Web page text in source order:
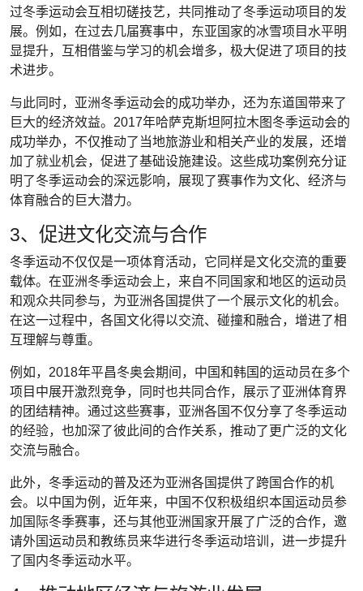
过冬季运动会互相切磋技艺，共同推动了冬季运动项目的发
展。例如，在过去几届赛事中，东亚国家的冰雪项目水平明
显提升，互相借鉴与学习的机会增多，极大促进了项目的技
术进步。
与此同时，亚洲冬季运动会的成功举办，还为东道国带来了
巨大的经济效益。2017年哈萨克斯坦阿拉木图冬季运动会的
成功举办，不仅推动了当地旅游业和相关产业的发展，还增
加了就业机会，促进了基础设施建设。这些成功案例充分证
明了冬季运动会的深远影响，展现了赛事作为文化、经济与
体育融合的巨大潜力。
3、促进文化交流与合作
冬季运动不仅仅是一项体育活动，它同样是文化交流的重要
载体。在亚洲冬季运动会上，来自不同国家和地区的运动员
和观众共同参与，为亚洲各国提供了一个展示文化的机会。
在这一过程中，各国文化得以交流、碰撞和融合，增进了相
互理解与尊重。
例如，2018年平昌冬奥会期间，中国和韩国的运动员在多个
项目中展开激烈竞争，同时也共同合作，展示了亚洲体育界
的团结精神。通过这些赛事，亚洲各国不仅分享了冬季运动
的经验，也加深了彼此间的合作关系，推动了更广泛的文化
交流与融合。
此外，冬季运动的普及还为亚洲各国提供了跨国合作的机
会。以中国为例，近年来，中国不仅积极组织本国运动员参
加国际冬季赛事，还与其他亚洲国家开展了广泛的合作，邀
请外国运动员和教练员来华进行冬季运动培训，进一步提升
了国内冬季运动水平。